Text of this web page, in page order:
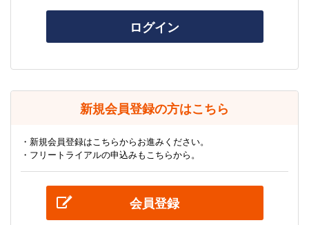
ログイン
新規会員登録の方はこちら
・新規会員登録はこちらからお進みください。
・フリートライアルの申込みもこちらから。
会員登録